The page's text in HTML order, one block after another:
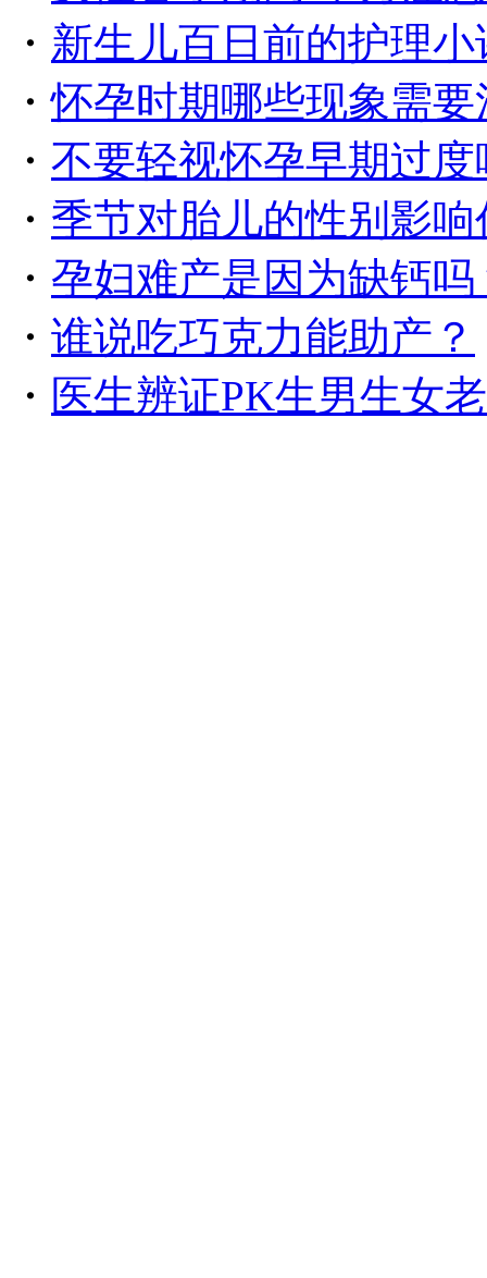
・ 新生儿百日前的护理小
・怀孕时期哪些现象需要
・ 不要轻视怀孕早期过度
・ 季节对胎儿的性别影响
・ 孕妇难产是因为缺钙吗
・ 谁说吃巧克力能助产？
・ 医生辨证PK生男生女